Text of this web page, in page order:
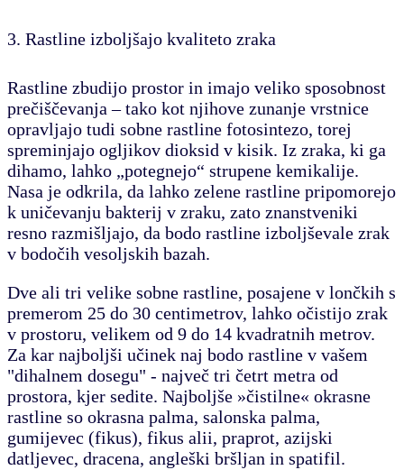
3. Rastline izboljšajo kvaliteto zraka
Rastline zbudijo prostor in imajo veliko sposobnost
prečiščevanja – tako kot njihove zunanje vrstnice
opravljajo tudi sobne rastline fotosintezo, torej
spreminjajo ogljikov dioksid v kisik. Iz zraka, ki ga
dihamo, lahko „potegnejo“ strupene kemikalije.
Nasa je odkrila, da lahko zelene rastline pripomorejo
k uničevanju bakterij v zraku, zato znanstveniki
resno razmišljajo, da bodo rastline izboljševale zrak
v bodočih vesoljskih bazah.
Dve ali tri velike sobne rastline, posajene v lončkih s
premerom 25 do 30 centimetrov, lahko očistijo zrak
v prostoru, velikem od 9 do 14 kvadratnih metrov.
Za kar najboljši učinek naj bodo rastline v vašem
"dihalnem dosegu" - največ tri četrt metra od
prostora, kjer sedite. Najboljše »čistilne« okrasne
rastline so okrasna palma, salonska palma,
gumijevec (fikus), fikus alii, praprot, azijski
datljevec, dracena, angleški bršljan in spatifil.